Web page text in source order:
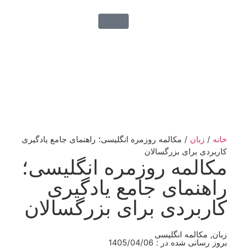
خانه / زبان / مکالمه روزمره انگلیسی؛ راهنمای جامع یادگیری
کاربردی برای بزرگسالان
مکالمه روزمره انگلیسی؛
راهنمای جامع یادگیری
کاربردی برای بزرگسالان
زبان, مکالمه انگلیسی
بروز رسانی شده در : 1405/04/06